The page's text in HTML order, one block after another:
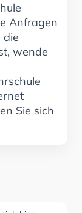
Anfragen
die
wende
Sie sich